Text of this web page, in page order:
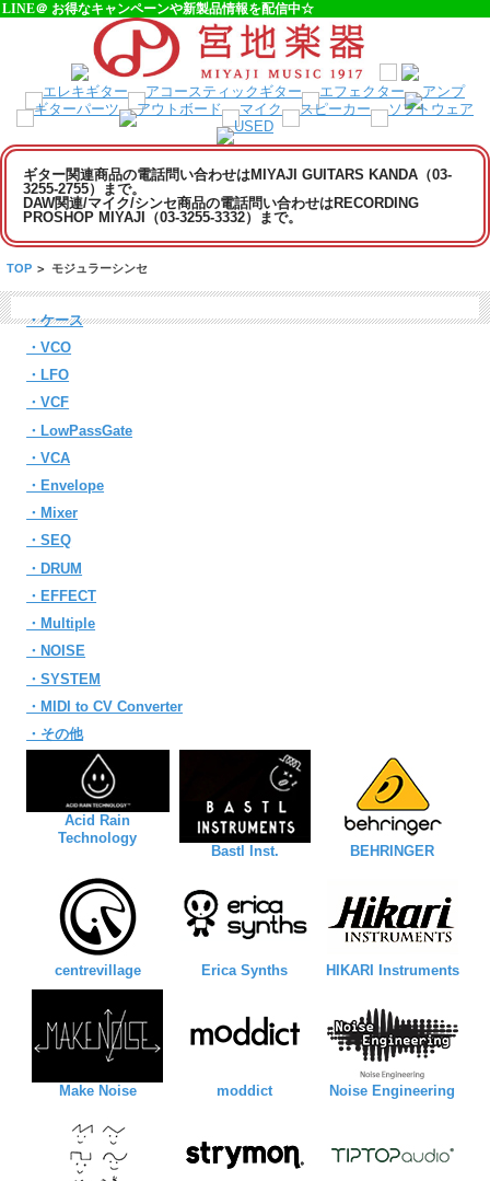
LINE＠ お得なキャンペーンや新製品情報を配信中☆
ギター関連商品の電話問い合わせはMIYAJI GUITARS KANDA（03-
3255-2755）まで。
DAW関連/マイク/シンセ商品の電話問い合わせはRECORDING
PROSHOP MIYAJI（03-3255-3332）まで。
TOP > モジュラーシンセ
・ケース
・VCO
・LFO
・VCF
・LowPassGate
・VCA
・Envelope
・Mixer
・SEQ
・DRUM
・EFFECT
・Multiple
・NOISE
・SYSTEM
・MIDI to CV Converter
・その他
Acid Rain
Technology
Bastl Inst.
BEHRINGER
centrevillage Erica Synths HIKARI Instruments
Make Noise moddict Noise Engineering